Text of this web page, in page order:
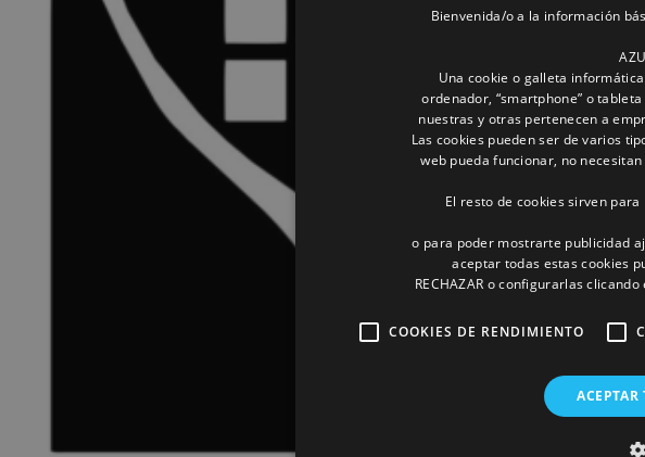
Bienvenida/o a la información
Una cookie o galleta
ordenador, “smartphone” o
nuestras y otras pertenecen a
Las cookies pueden ser de varios
web pueda funcionar, no
El resto de cookies sirven
o para poder mostrarte publicidad
aceptar todas estas cookies
RECHAZAR o configurarlas clicando
COOKIES DE RENDIMIENTO
ACEPTAR